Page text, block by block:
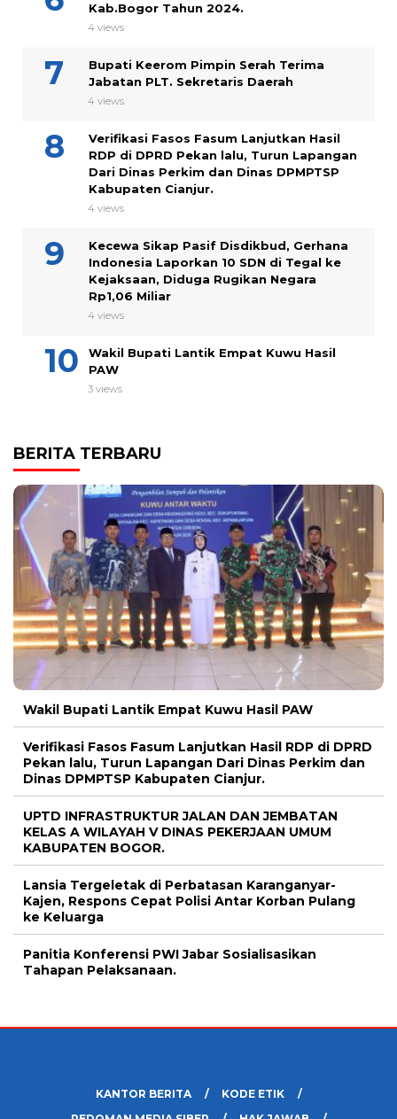
Kab.Bogor Tahun 2024.
4 views
Bupati Keerom Pimpin Serah Terima
Jabatan PLT. Sekretaris Daerah
4 views
Verifikasi Fasos Fasum Lanjutkan Hasil
RDP di DPRD Pekan lalu, Turun Lapangan
Dari Dinas Perkim dan Dinas DPMPTSP
Kabupaten Cianjur.
4 views
Kecewa Sikap Pasif Disdikbud, Gerhana
Indonesia Laporkan 10 SDN di Tegal ke
Kejaksaan, Diduga Rugikan Negara
Rp1,06 Miliar
4 views
Wakil Bupati Lantik Empat Kuwu Hasil
PAW
3 views
BERITA TERBARU
Wakil Bupati Lantik Empat Kuwu Hasil PAW
Verifikasi Fasos Fasum Lanjutkan Hasil RDP di DPRD
Pekan lalu, Turun Lapangan Dari Dinas Perkim dan
Dinas DPMPTSP Kabupaten Cianjur.
UPTD INFRASTRUKTUR JALAN DAN JEMBATAN
KELAS A WILAYAH V DINAS PEKERJAAN UMUM
KABUPATEN BOGOR.
Lansia Tergeletak di Perbatasan Karanganyar-
Kajen, Respons Cepat Polisi Antar Korban Pulang
ke Keluarga
Panitia Konferensi PWI Jabar Sosialisasikan
Tahapan Pelaksanaan.
KANTOR BERITA
KODE ETIK